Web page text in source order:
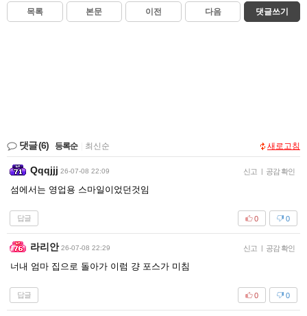
목록 본문 이전 다음 댓글쓰기
댓글(6) 등록순 최신순 새로고침
Qqqjjj 26-07-08 22:09 신고 공감 확인
섬에서는 영업용 스마일이었던것임
답글 0
0
라리안 26-07-08 22:29 신고 공감 확인
너내 엄마 집으로 돌아가 이럼 걍 포스가 미침
답글 0
0